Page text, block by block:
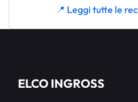
📍 Leggi tutte le
ELCO INGROSS